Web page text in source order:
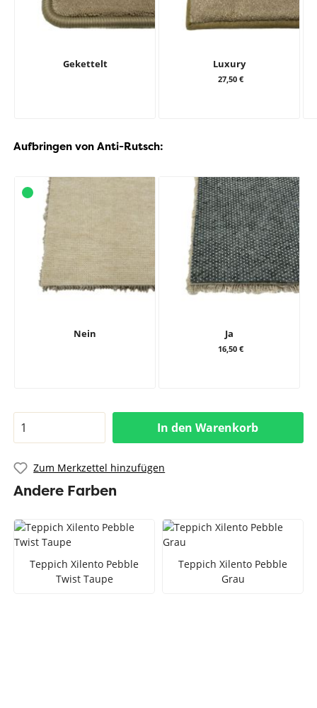
Gekettelt Luxury
27,50 €
Aufbringen von Anti-Rutsch:
Nein Ja
16,50 €
In den Warenkorb
Zum Merkzettel hinzufügen
Andere Farben
Teppich Xilento Pebble
Twist Taupe
Teppich Xilento Pebble
Grau